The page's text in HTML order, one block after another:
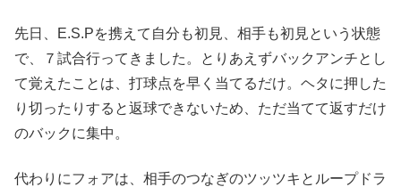
先日、E.S.Pを携えて自分も初見、相手も初見という状態
で、７試合行ってきました。とりあえずバックアンチとし
て覚えたことは、打球点を早く当てるだけ。ヘタに押した
り切ったりすると返球できないため、ただ当てて返すだけ
のバックに集中。
代わりにフォアは、相手のつなぎのツッツキとループドラ